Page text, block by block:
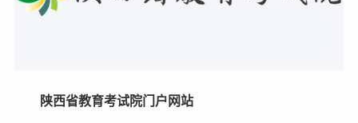
陕西省教育考试院门户网站